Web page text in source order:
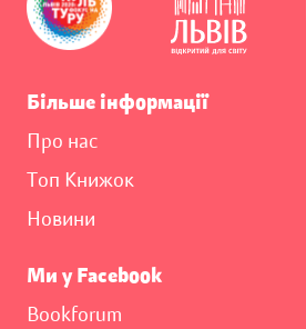
Більше інформації
Про нас
Топ Книжок
Новини
Ми у Facebook
Bookforum